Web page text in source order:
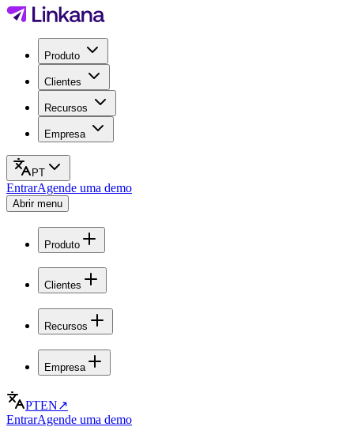
Produto
Clientes
Recursos
Empresa
PT
EntrarAgende uma demo
Abrir menu
Produto
Clientes
Recursos
Empresa
PTEN↗
EntrarAgende uma demo